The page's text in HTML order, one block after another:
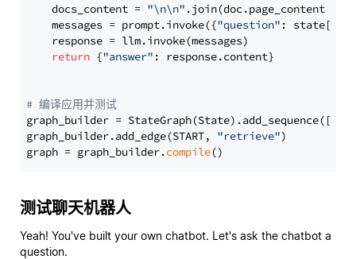
    docs_content =
"\n\n" .join(doc.page_content
    messages = prompt.invoke({
"question" : state[
    response = llm.invoke(messages)
return {"answer" : response.content}
# 编译应用并测试
graph_builder =
graph_builder.add_edge(START, "retrieve")
graph = graph_builder.compile
测试聊天机器人
Yeah! You've built your own chatbot. Let's ask the chatbot a
question.